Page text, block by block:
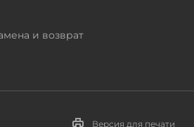
и возврат
Версия для печати